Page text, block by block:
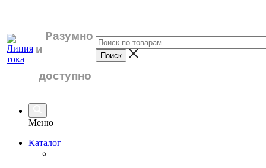
Разумно
и
доступно
Меню
Каталог